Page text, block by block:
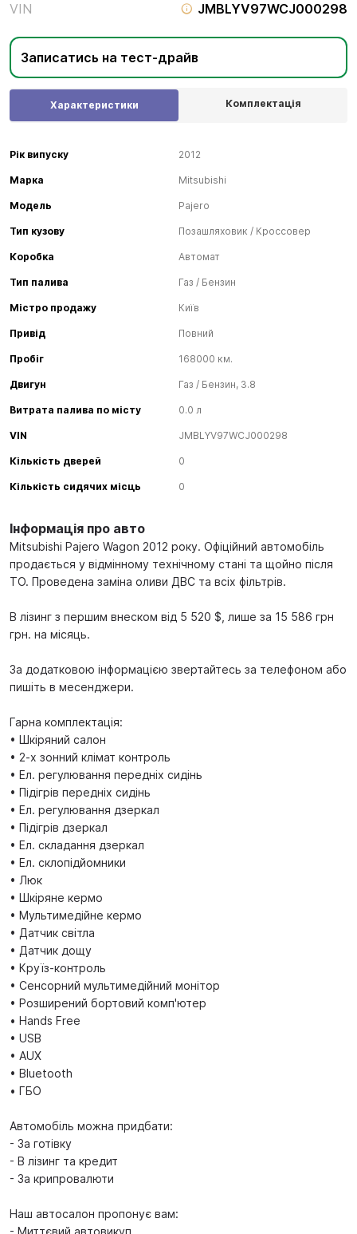
VIN
JMBLYV97WCJ000298
Записатись на тест-драйв
Інформація про авто
Mitsubishi Pajero Wagon 2012 року. Офіційний автомобіль
продається у відмінному технічному стані та щойно після
ТО. Проведена заміна оливи ДВС та всіх фільтрів.
В лізинг з першим внеском від 5 520 $, лише за 15 586 грн
грн. на місяць.
За додатковою інформацією звертайтесь за телефоном або
пишіть в месенджери.
Гарна комплектація:
• Шкіряний салон
• 2-х зонний клімат контроль
• Ел. регулювання передніх сидінь
• Підігрів передніх сидінь
• Ел. регулювання дзеркал
• Підігрів дзеркал
• Ел. складання дзеркал
• Ел. склопідйомники
• Люк
• Шкіряне кермо
• Мультимедійне кермо
• Датчик світла
• Датчик дощу
• Круїз-контроль
• Сенсорний мультимедійний монітор
• Розширений бортовий комп'ютер
• Hands Free
• USB
• AUX
• Bluetooth
• ГБО
Автомобіль можна придбати:
- За готівку
- В лізинг та кредит
- За крипровалюти
Наш автосалон пропонує вам:
- Миттєвий автовикуп
Характеристики Комплектація
Рік випуску 2012
Марка Mitsubishi
Модель Pajero
Тип кузову Позашляховик / Кроссовер
Коробка Автомат
Тип палива Газ / Бензин
Містро продажу Київ
Привід Повний
Пробіг 168000 км.
Двигун Газ / Бензин, 3.8
Витрата палива по місту 0.0 л
VIN JMBLYV97WCJ000298
Кількість дверей 0
Кількість сидячих місць 0